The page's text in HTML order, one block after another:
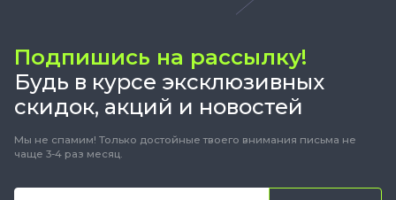
Подпишись на рассылку!
Будь в курсе эксклюзивных
скидок, акций и новостей
Мы не спамим! Только достойные твоего внимания письма не
чаще 3-4 раз месяц.